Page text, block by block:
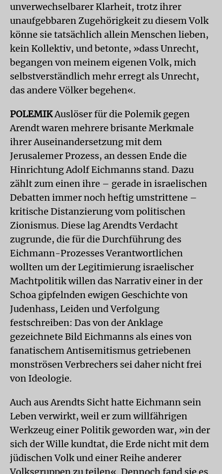
unverwechselbarer Klarheit, trotz ihrer
unaufgebbaren Zugehörigkeit zu diesem Volk
könne sie tatsächlich allein Menschen lieben,
kein Kollektiv, und betonte, »dass Unrecht,
begangen von meinem eigenen Volk, mich
selbstverständlich mehr erregt als Unrecht,
das andere Völker begehen«.
POLEMIKAuslöser für die Polemik gegen
Arendt waren mehrere brisante Merkmale
ihrer Auseinandersetzung mit dem
Jerusalemer Prozess, an dessen Ende die
Hinrichtung Adolf Eichmanns stand. Dazu
zählt zum einen ihre – gerade in israelischen
Debatten immer noch heftig umstrittene –
kritische Distanzierung vom politischen
Zionismus. Diese lag Arendts Verdacht
zugrunde, die für die Durchführung des
Eichmann-Prozesses Verantwortlichen
wollten um der Legitimierung israelischer
Machtpolitik willen das Narrativ einer in der
Schoa gipfelnden ewigen Geschichte von
Judenhass, Leiden und Verfolgung
festschreiben: Das von der Anklage
gezeichnete Bild Eichmanns als eines von
fanatischem Antisemitismus getriebenen
monströsen Verbrechers sei daher nicht frei
von Ideologie.
Auch aus Arendts Sicht hatte Eichmann sein
Leben verwirkt, weil er zum willfährigen
Werkzeug einer Politik geworden war, »in der
sich der Wille kundtat, die Erde nicht mit dem
jüdischen Volk und einer Reihe anderer
Volksgruppen zu teilen«. Dennoch fand sie es